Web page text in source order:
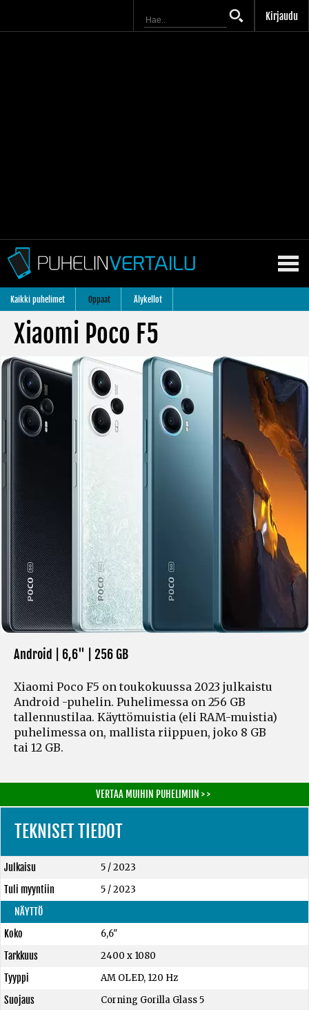
Kirjaudu
Kaikki puhelimet Oppaat Älykellot
Xiaomi Poco F5
Android | 6,6" | 256 GB
Xiaomi Poco F5 on toukokuussa 2023 julkaistu
Android -puhelin. Puhelimessa on 256 GB
tallennustilaa. Käyttömuistia (eli RAM-muistia)
puhelimessa on, mallista riippuen, joko 8 GB
tai 12 GB.
VERTAA MUIHIN PUHELIMIIN > >
TEKNISET TIEDOT
Julkaisu
5 / 2023
Tuli myyntiin
5 / 2023
NÄYTTÖ
Koko
6,6"
Tarkkuus
2400 x 1080
Tyyppi
AM OLED, 120 Hz
Suojaus
Corning Gorilla Glass 5